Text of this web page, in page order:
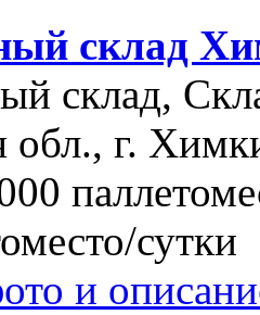
склад
склад,
обл., г.
сутки
и